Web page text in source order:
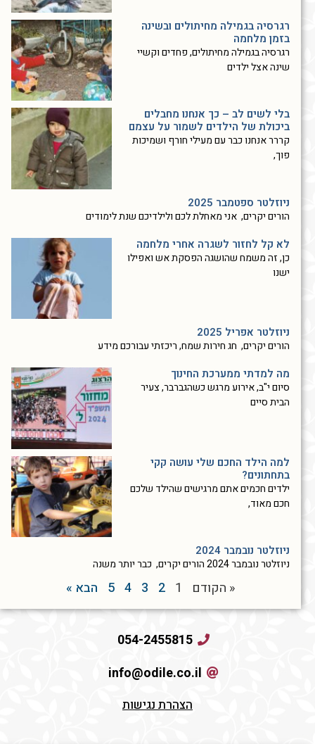
רגרסיה בגמילה מחיתולים ובשינה
בזמן מלחמה
רגרסיה בגמילה מחיתולים, פחדים וקשיי
שינה אצל ילדים
בלי לשים לב – כך אנחנו מחבלים
ביכולת של הילדים לשמור על עצמם
קררר אנחנו כבר עם מעילי חורף ושמיכות
פוך,
ניוזלטר ספטמבר 2025
הורים יקרים, אני מאחלת לכם ולילדיכם שנת לימודים
לא קל לחזור לשגרה אחרי מלחמה
כן, זה משמח שהושגה הפסקת אש ואפילו
ישנו
ניוזלטר אפריל 2025
הורים יקרים, חג חירות שמח, ריכזתי עבורכם מידע
מה למדתי ממערכת החינוך
סיום י"ב, אירוע מרגש כשהגברבר, צעיר
הבית סיים
למה הילד החכם שלי עושה קקי
בתחתונים?
ילדים חכמים אתם מרגישים שהילד שלכם
חכם מאוד,
ניוזלטר נובמבר 2024
ניוזלטר נובמבר 2024 הורים יקרים, כבר יותר משנה
« הקודם 1
2
3
4
5 הבא »
054-2455815
info@odile.co.il
הצהרת נגישות